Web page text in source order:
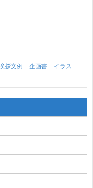
拶文例 企画書
イラス